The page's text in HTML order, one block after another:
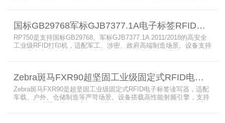
需贴标作业。
国标GB29768军标GJB7377.1A电子标签RFID打印机RP750
RP750是支持国标GB29768、军标GJB7377.1A 2011/2018的高安全
工业级RFID打印机，适配军工、涉密、政府高端制造场景。设备支持
候高负荷打印需求。
Zebra斑马FXR90超坚固工业级固定式RFID电子标签读写器
Zebra斑马FXR90是超坚固工业级固定式RFID电子标签读写器，适配
车载、户外、仓储制造等严苛场景。设备搭载高性能射频引擎，支持